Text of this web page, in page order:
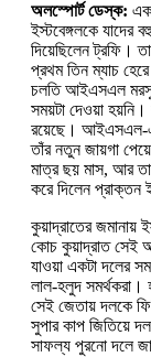
অলস্পোর্ট ডেস্ক:
ইস্টবেঙ্গলকে যাদের
দিয়েছিলেন ট্রফি।
প্রথম তিন ম্যাচ
চলতি আইএসএল
সময়টা দেওয়া
রয়েছে। আইএসএল-এ
তাঁর নতুন জায়গা
মাত্র ছয় মাস, আর
করে দিলেন প্রাক্তন
কুয়াদ্রাতের জমানায়
কোচ কুয়াদ্রাত সেই
যাওয়া একটা দলের
লাল-হলুদ সমর্থকরা।
সেই জেতায় দলকে
সুপার কাপ জিতিয়ে
সাফল্য পুরনো দলে